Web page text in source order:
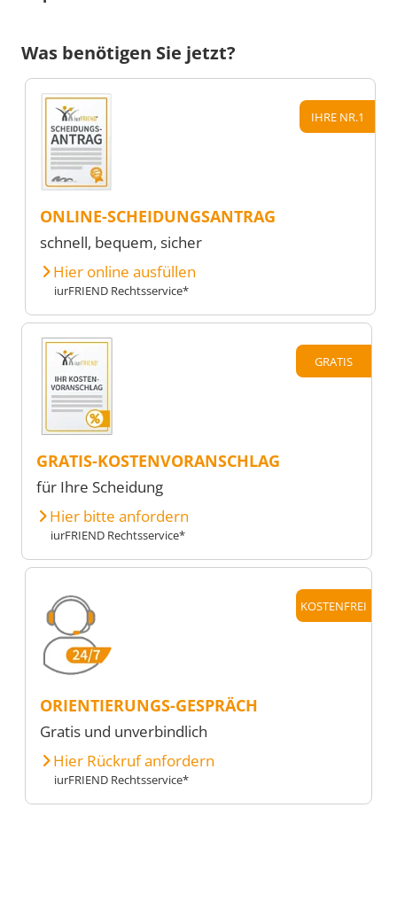
Was benötigen Sie jetzt?
IHRE NR.1
ONLINE-SCHEIDUNGSANTRAG
schnell, bequem, sicher
Hier online ausfüllen
iurFRIEND Rechtsservice*
GRATIS
GRATIS-KOSTENVORANSCHLAG
für Ihre Scheidung
Hier bitte anfordern
iurFRIEND Rechtsservice*
KOSTENFREI
ORIENTIERUNGS-GESPRÄCH
Gratis und unverbindlich
Hier Rückruf anfordern
iurFRIEND Rechtsservice*